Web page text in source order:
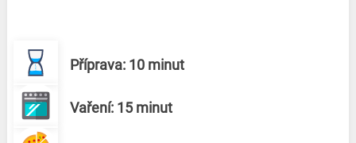
Příprava: 10 minut
Vaření: 15 minut